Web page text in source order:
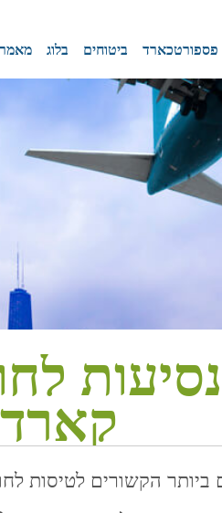
הקשורים לטיסות
פספורטכארד ביטוחים בלוג
קארד